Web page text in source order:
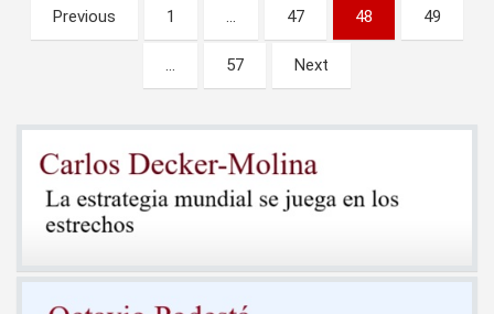
Paginación
de
Previous 1 … 47 48 49
… 57 Next